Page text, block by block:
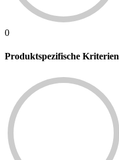
0
Produktspezifische Kriterien